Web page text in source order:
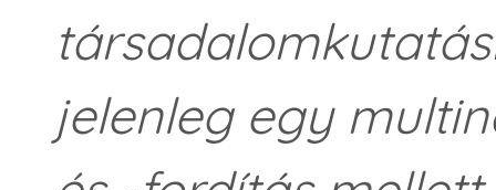
jelenleg egy